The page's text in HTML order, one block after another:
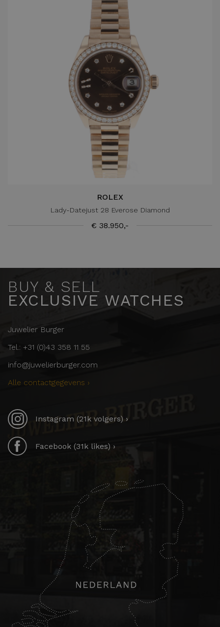
ROLEX
Lady-Datejust 28 Everose Diamond
€ 38.950,-
BUY & SELL
EXCLUSIVE WATCHES
Juwelier Burger
Tel.: +31 (0)43 358 11 55
info@juwelierburger.com
Alle contactgegevens ›
Instagram (21k volgers) ›
Facebook (31k likes) ›